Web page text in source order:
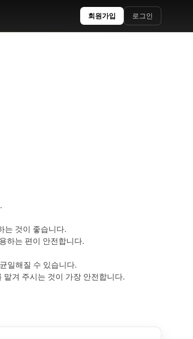
회원가입 로그인
는 것이 좋습니다.
하는 편이 안전합니다.
일해질 수 있습니다.
겨 주시는 것이 가장 안전합니다.